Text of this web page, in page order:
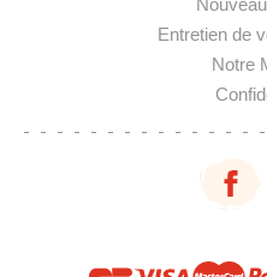
Entretien de
Notre